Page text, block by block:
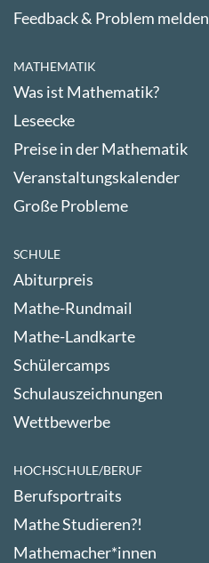
Feedback & Problem melden
MATHEMATIK
Was ist Mathematik?
Leseecke
Preise in der Mathematik
Veranstaltungskalender
Große Probleme
SCHULE
Abiturpreis
Mathe-Rundmail
Mathe-Landkarte
Schülercamps
Schulauszeichnungen
Wettbewerbe
HOCHSCHULE/BERUF
Berufsportraits
Mathe Studieren?!
Mathemacher*innen